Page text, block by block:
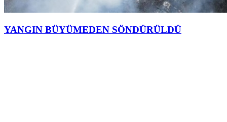
YANGIN BÜYÜMEDEN SÖNDÜRÜLDÜ